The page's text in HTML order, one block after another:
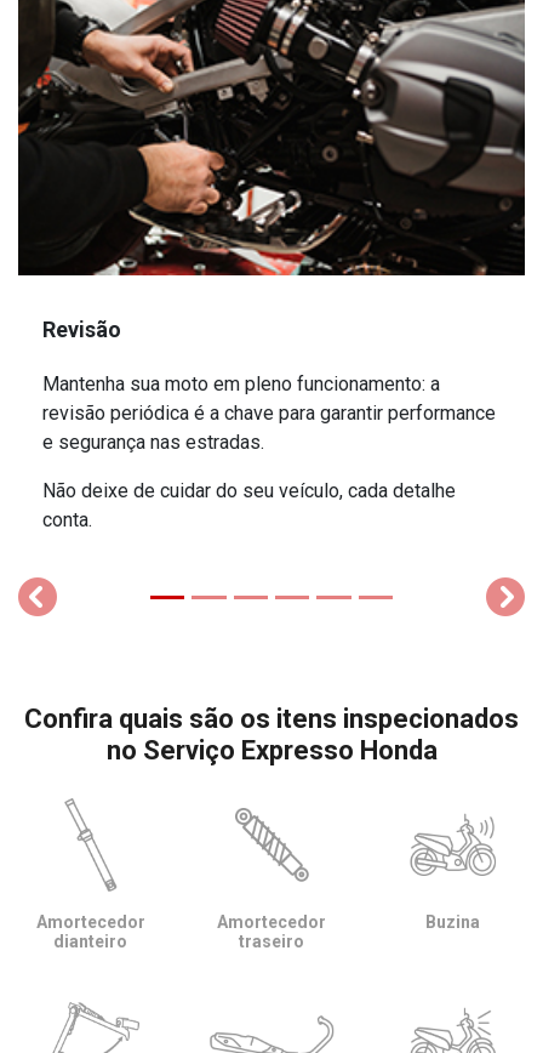
Revisão
Mantenha sua moto em pleno funcionamento: a
revisão periódica é a chave para garantir performance
e segurança nas estradas.
Não deixe de cuidar do seu veículo, cada detalhe
conta.
templates.template-
Confira quais são os itens inspecionados
no Serviço Expresso Honda
Amortecedor
dianteiro
Amortecedor
traseiro
Buzina